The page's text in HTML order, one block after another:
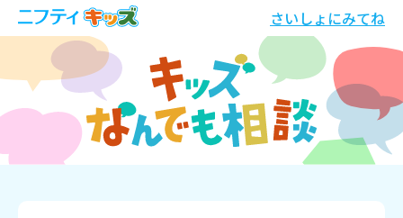
さいしょにみてね